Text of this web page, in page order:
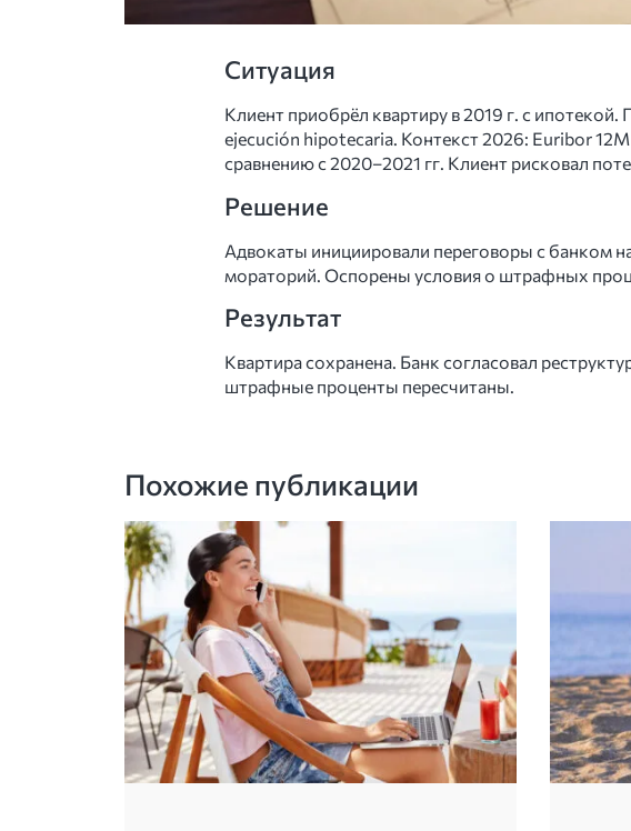
Ситуация
Клиент приобрёл квартиру в 2019 г. с
ejecución hipotecaria. Контекст 2026: Euribor
сравнению с 2020–2021 гг. Клиент рисковал
Решение
Адвокаты инициировали переговоры с банком
мораторий. Оспорены условия о штрафных
Результат
Квартира сохранена. Банк согласовал
штрафные проценты пересчитаны.
Похожие публикации